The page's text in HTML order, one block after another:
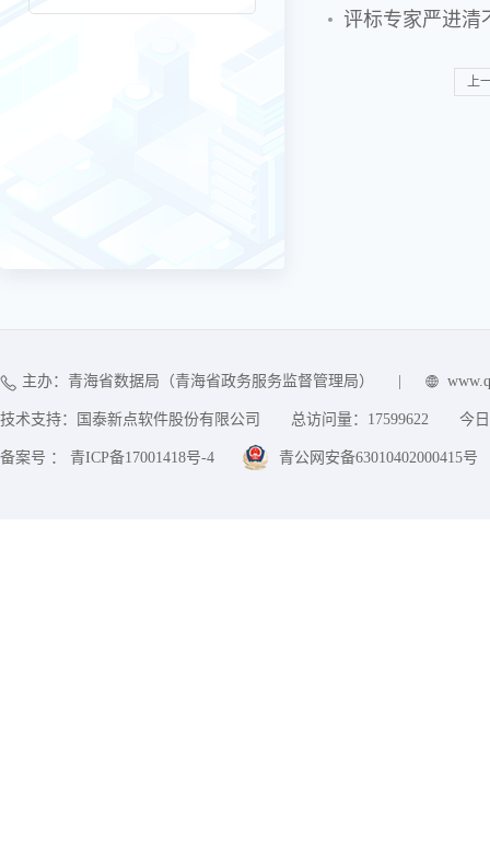
评标专家严进清
上
主办：青海省数据局（青海省政务服务监督管理局）
技术支持：国泰新点软件股份有限公司 总访问量： 17599622 今
备案号 ： 青ICP备17001418号-4 青公网安备63010402000415号